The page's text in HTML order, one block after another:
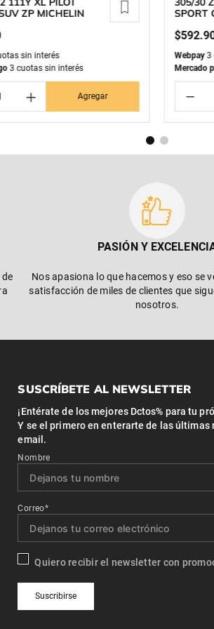
ZP MICHELIN
sin interés
3 cuotas sin interés
＋ Agregar
SPORT
$592.
Webpay 3
Mercado
－
PASIÓN Y
Nos apasiona lo que hacemos y eso se
satisfacción de miles de clientes que
nosotros.
SUSCRÍBETE AL NEWSLETTER
¡Entérate de los mejores Dctos% para tu
Y se el primero en enterarte de las últimas
email.
Nombre
Correo*
Quiero recibir el newsletter con
Suscribirse